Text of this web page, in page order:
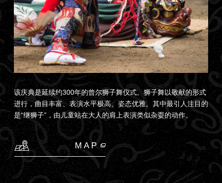
该庆典是延续约300年的曾尔狮子舞仪式。狮子舞以敬献的形式
进行，曲目丰富、表演水平极高、姿态优雅。其中最引人注目的
是“继狮子”，由儿童站在大人的肩上表演类似杂耍的动作。
MAP